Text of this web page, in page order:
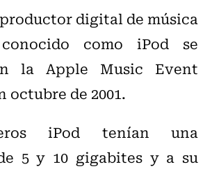
digital de música
como iPod se
la Apple Music Event
octubre de 2001.
iPod tenían una
5 y 10 gigabites y a su